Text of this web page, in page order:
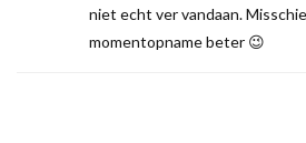
niet echt ver vandaan.
momentopname beter 😉